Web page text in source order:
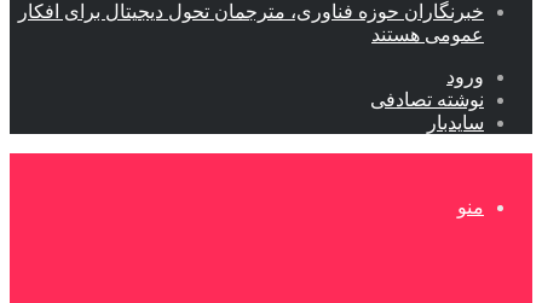
خبرنگاران حوزه فناوری، مترجمان تحول دیجیتال برای افکار
عمومی هستند
ورود
نوشته تصادفی
سایدبار
منو